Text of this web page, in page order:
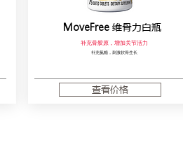
MoveFree维骨力白瓶
补充骨胶原，增加关节活力
补充氨糖，刺激软骨生长
查看价格